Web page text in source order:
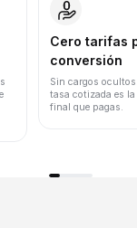
Cero tarifas
conversión
Sin cargos
tasa cotizada es la
final que pagas.